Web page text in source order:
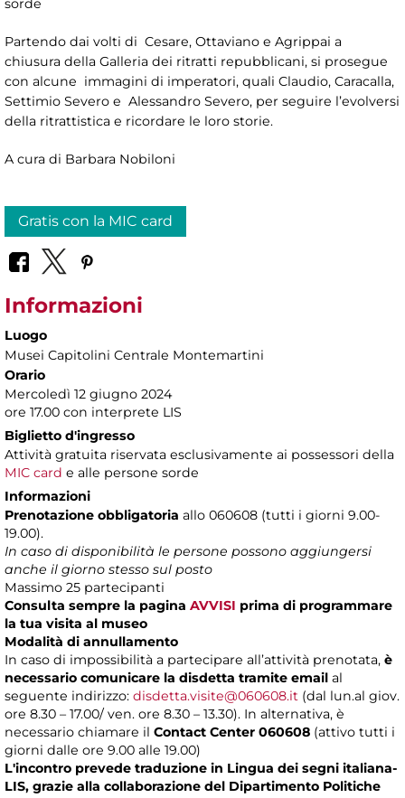
sorde
Partendo dai volti di Cesare, Ottaviano e Agrippai a
chiusura della Galleria dei ritratti repubblicani, si prosegue
con alcune immagini di imperatori, quali Claudio, Caracalla,
Settimio Severo e Alessandro Severo, per seguire l’evolversi
della ritrattistica e ricordare le loro storie.
A cura di Barbara Nobiloni
Gratis con la MIC card
Informazioni
Luogo
Musei Capitolini Centrale Montemartini
Orario
Mercoledì 12 giugno 2024
ore 17.00 con interprete LIS
Biglietto d'ingresso
Attività gratuita riservata esclusivamente ai possessori della
MIC card e alle persone sorde
Informazioni
Prenotazione obbligatoria allo 060608 (tutti i giorni 9.00-
19.00).
In caso di disponibilità le persone possono aggiungersi
anche il giorno stesso sul posto
Massimo 25 partecipanti
Consulta sempre la pagina AVVISI prima di programmare
la tua visita al museo
Modalità di annullamento
In caso di impossibilità a partecipare all’attività prenotata, è
necessario comunicare la disdetta tramite email al
seguente indirizzo: disdetta.visite@060608.it (dal lun.al giov.
ore 8.30 – 17.00/ ven. ore 8.30 – 13.30). In alternativa, è
necessario chiamare il Contact Center 060608 (attivo tutti i
giorni dalle ore 9.00 alle 19.00)
L'incontro prevede traduzione in Lingua dei segni italiana-
LIS, grazie alla collaborazione del Dipartimento Politiche